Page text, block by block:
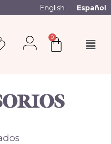
English Español
0